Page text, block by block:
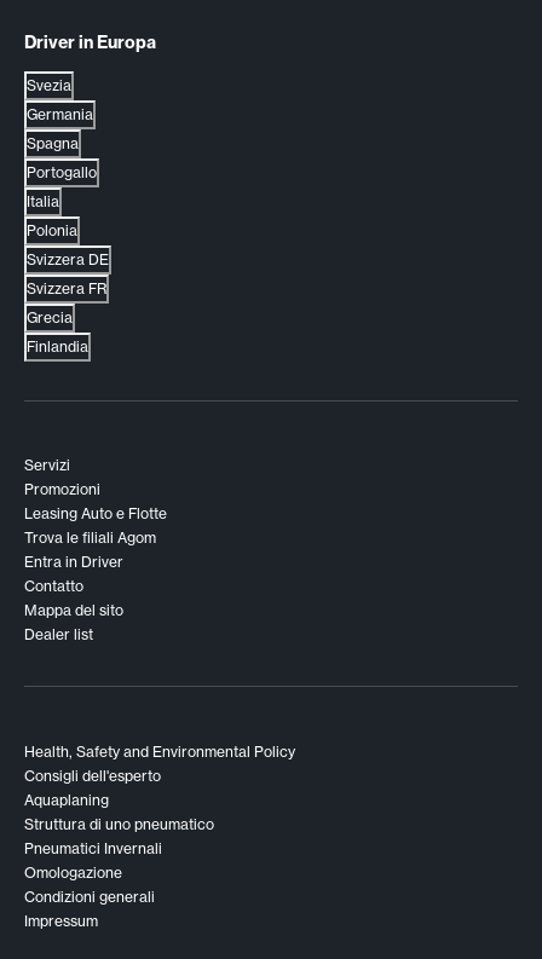
Driver in Europa
Svezia
Germania
Spagna
Portogallo
Italia
Polonia
Svizzera DE
Svizzera FR
Grecia
Finlandia
Servizi
Promozioni
Leasing Auto e Flotte
Trova le filiali Agom
Entra in Driver
Contatto
Mappa del sito
Dealer list
Health, Safety and Environmental Policy
Consigli dell'esperto
Aquaplaning
Struttura di uno pneumatico
Pneumatici Invernali
Omologazione
Condizioni generali
Impressum